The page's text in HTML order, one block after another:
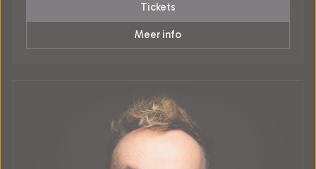
Tickets
Meer info